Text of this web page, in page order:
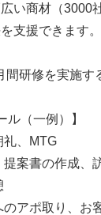
い商材（3000
支援できます。
研修を実施す
ル（一例）】
、MTG
案書の作成、
アポ取り、お